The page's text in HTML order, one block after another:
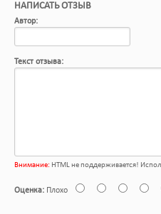
НАПИСАТЬ ОТЗЫВ
Автор:
Текст отзыва:
Внимание: HTML не поддерживается!
Оценка: Плохо